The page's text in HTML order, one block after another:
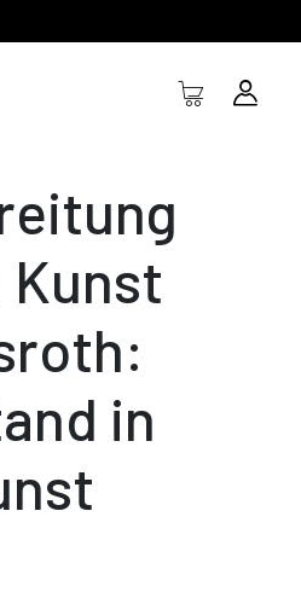
Kunst
in